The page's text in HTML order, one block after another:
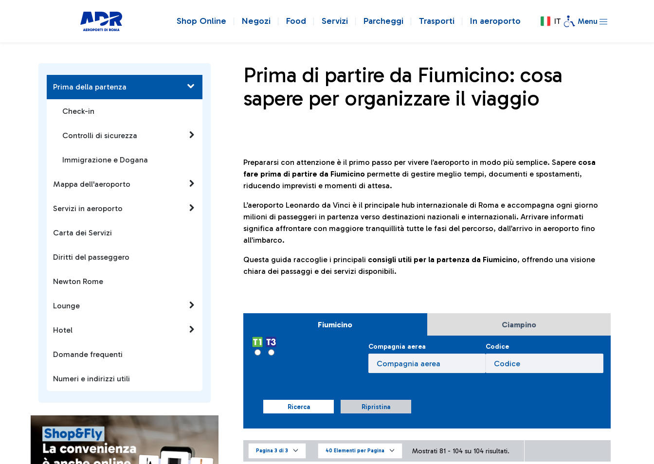
Shop Online Negozi Food Servizi Parcheggi Trasporti In aeroporto IT Menu
Prima di partire da Fiumicino: cosa
sapere per organizzare il viaggio
Prepararsi con attenzione è il primo passo per vivere l’aeroporto in modo più semplice. Sapere cosa
fare prima di partire da Fiumicino permette di gestire meglio tempi, documenti e spostamenti,
riducendo imprevisti e momenti di attesa.
L’aeroporto Leonardo da Vinci è il principale hub internazionale di Roma e accompagna ogni giorno
milioni di passeggeri in partenza verso destinazioni nazionali e internazionali. Arrivare informati
significa affrontare con maggiore tranquillità tutte le fasi del percorso, dall’arrivo in aeroporto fino
all’imbarco.
Questa guida raccoglie i principali consigli utili per la partenza da Fiumicino, offrendo una visione
chiara dei passaggi e dei servizi disponibili.
Fiumicino Ciampino
Compagnia aerea Codice
Ricerca Ripristina
Pagina 3 di 3 40 Elementi per Pagina Mostrati 81 - 104 su 104 risultati.
Prima della partenza
Check-in
Controlli di sicurezza
Immigrazione e Dogana
Mappa dell'aeroporto
Servizi in aeroporto
Carta dei Servizi
Diritti del passeggero
Newton Rome
Lounge
Hotel
Domande frequenti
Numeri e indirizzi utili